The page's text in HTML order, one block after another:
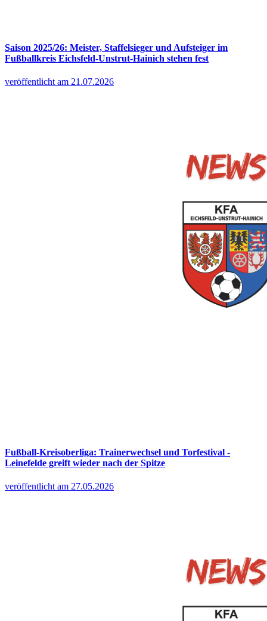
Saison 2025/26: Meister, Staffelsieger und Aufsteiger im
Fußballkreis Eichsfeld-Unstrut-Hainich stehen fest
veröffentlicht am 21.07.2026
Fußball-Kreisoberliga: Trainerwechsel und Torfestival -
Leinefelde greift wieder nach der Spitze
veröffentlicht am 27.05.2026